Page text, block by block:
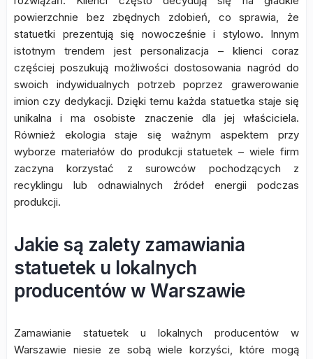
powierzchnie bez zbędnych zdobień, co sprawia, że
statuetki prezentują się nowocześnie i stylowo. Innym
istotnym trendem jest personalizacja – klienci coraz
częściej poszukują możliwości dostosowania nagród do
swoich indywidualnych potrzeb poprzez grawerowanie
imion czy dedykacji. Dzięki temu każda statuetka staje się
unikalna i ma osobiste znaczenie dla jej właściciela.
Również ekologia staje się ważnym aspektem przy
wyborze materiałów do produkcji statuetek – wiele firm
zaczyna korzystać z surowców pochodzących z
recyklingu lub odnawialnych źródeł energii podczas
produkcji.
Jakie są zalety zamawiania
statuetek u lokalnych
producentów w Warszawie
Zamawianie statuetek u lokalnych producentów w
Warszawie niesie ze sobą wiele korzyści, które mogą